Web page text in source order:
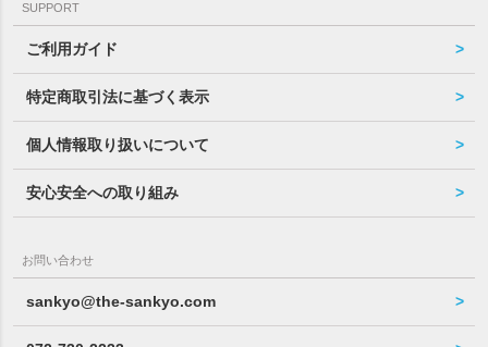
SUPPORT
ご利用ガイド
特定商取引法に基づく表示
個人情報取り扱いについて
安心安全への取り組み
お問い合わせ
sankyo@the-sankyo.com